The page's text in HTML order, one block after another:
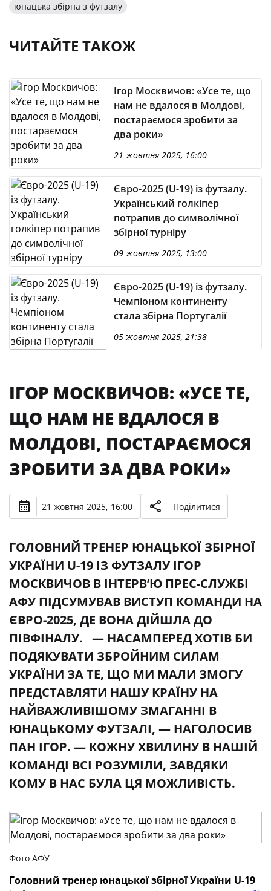
юнацька збірна з футзалу
ЧИТАЙТЕ ТАКОЖ
Ігор Москвичов: «Усе те, що
нам не вдалося в Молдові,
постараємося зробити за
два роки»
21 жовтня 2025, 16:00
Євро-2025 (U-19) із футзалу.
Український голкіпер
потрапив до символічної
збірної турніру
09 жовтня 2025, 13:00
Євро-2025 (U-19) із футзалу.
Чемпіоном континенту
стала збірна Португалії
05 жовтня 2025, 21:38
ІГОР МОСКВИЧОВ: «УСЕ ТЕ,
ЩО НАМ НЕ ВДАЛОСЯ В
МОЛДОВІ, ПОСТАРАЄМОСЯ
ЗРОБИТИ ЗА ДВА РОКИ»
21 жовтня 2025, 16:00 Поділитися
ГОЛОВНИЙ ТРЕНЕР ЮНАЦЬКОЇ ЗБІРНОЇ
УКРАЇНИ U-19 ІЗ ФУТЗАЛУ ІГОР
МОСКВИЧОВ В ІНТЕРВ’Ю ПРЕС-СЛУЖБІ
АФУ ПІДСУМУВАВ ВИСТУП КОМАНДИ НА
ЄВРО-2025, ДЕ ВОНА ДІЙШЛА ДО
ПІВФІНАЛУ. — НАСАМПЕРЕД ХОТІВ БИ
ПОДЯКУВАТИ ЗБРОЙНИМ СИЛАМ
УКРАЇНИ ЗА ТЕ, ЩО МИ МАЛИ ЗМОГУ
ПРЕДСТАВЛЯТИ НАШУ КРАЇНУ НА
НАЙВАЖЛИВІШОМУ ЗМАГАННІ В
ЮНАЦЬКОМУ ФУТЗАЛІ, — НАГОЛОСИВ
ПАН ІГОР. — КОЖНУ ХВИЛИНУ В НАШІЙ
КОМАНДІ ВСІ РОЗУМІЛИ, ЗАВДЯКИ
КОМУ В НАС БУЛА ЦЯ МОЖЛИВІСТЬ.
Фото АФУ
Головний тренер юнацької збірної України U-19